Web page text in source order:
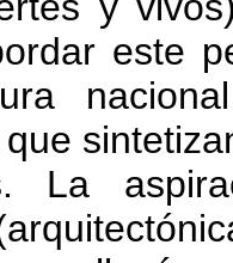
este
. La